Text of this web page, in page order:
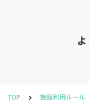
TOP 施設利用ルール